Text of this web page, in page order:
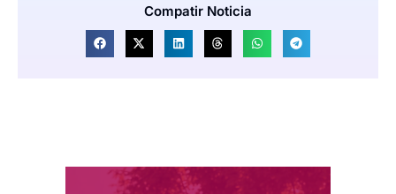
Compatir Noticia